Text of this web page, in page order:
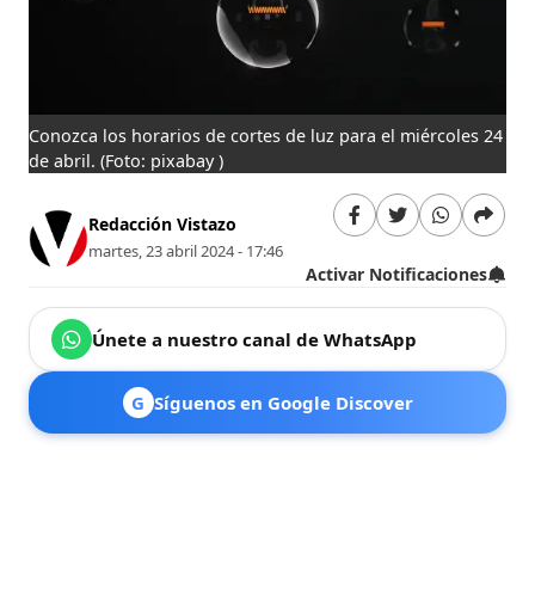
Conozca los horarios de cortes de luz para el miércoles 24
de abril.(Foto: pixabay )
Redacción Vistazo
martes, 23 abril 2024 - 17:46
Activar Notificaciones
Únete a nuestro canal de WhatsApp
G Síguenos en Google Discover